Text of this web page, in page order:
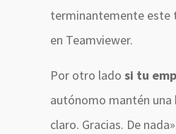
terminantemente este
en Teamviewer.
Por otro ladosi tu
autónomo mantén una
claro. Gracias. De